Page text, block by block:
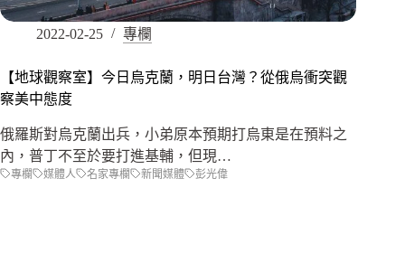
2022-02-25 專欄
【地球觀察室】今日烏克蘭，明日台灣？從俄烏衝突觀
察美中態度
俄羅斯對烏克蘭出兵，小弟原本預期打烏東是在預料之
內，普丁不至於要打進基輔，但現…
專欄 媒體人 名家專欄 新聞媒體 彭光偉